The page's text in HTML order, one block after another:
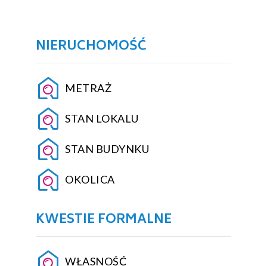
NIERUCHOMOŚĆ
METRAŻ
STAN LOKALU
STAN BUDYNKU
OKOLICA
KWESTIE FORMALNE
WŁASNOŚĆ